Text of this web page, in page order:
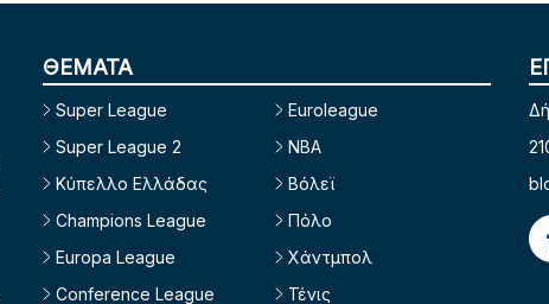
ΘΕΜΑΤΑ
Super League
Super League 2
Κύπελλο Ελλάδας
Champions League
Europa League
Conference League
Euroleague
NBA
Βόλεϊ
Πόλο
Χάντμπολ
Τένις